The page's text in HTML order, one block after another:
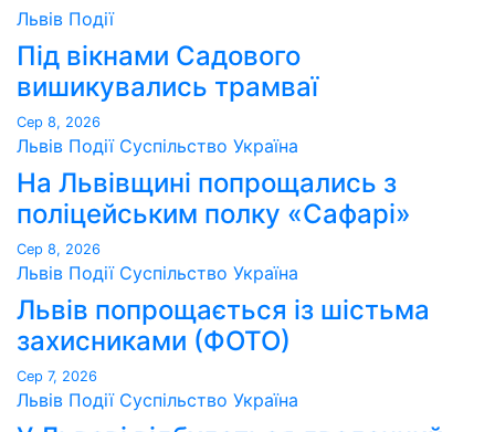
Львів Події
Під вікнами Садового
вишикувались трамваї
Сер 8, 2026
Львів Події Суспільство Україна
На Львівщині попрощались з
поліцейським полку «Сафарі»
Сер 8, 2026
Львів Події Суспільство Україна
Львів попрощається із шістьма
захисниками (ФОТО)
Сер 7, 2026
Львів Події Суспільство Україна